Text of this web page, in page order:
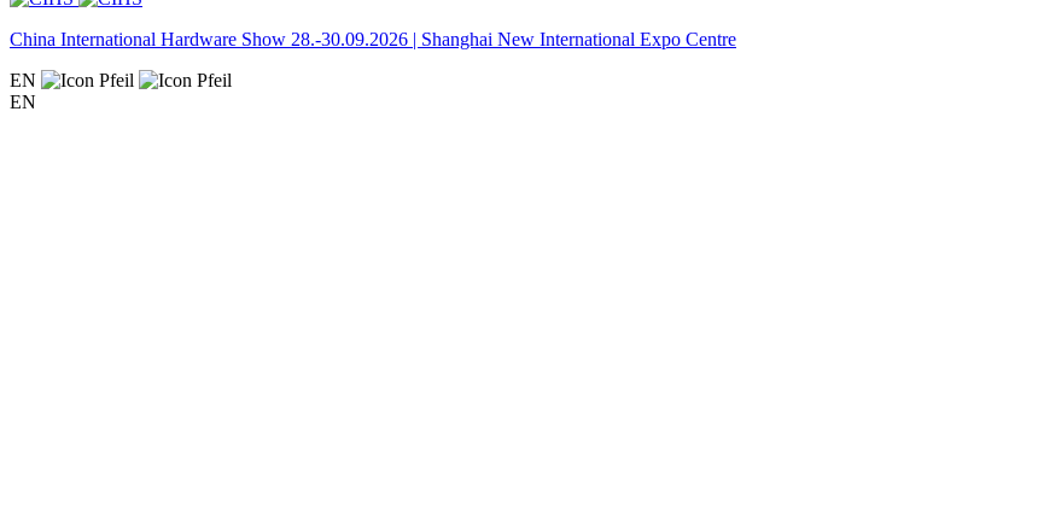
China International Hardware Show 28.-30.09.2026 | Shanghai New International Expo Centre
EN
EN